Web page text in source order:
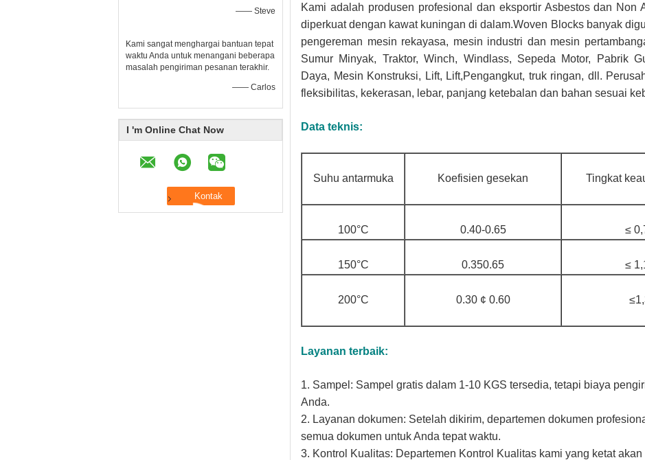
—— Steve
Kami sangat menghargai bantuan tepat
waktu Anda untuk menangani beberapa
masalah pengiriman pesanan terakhir.
—— Carlos
I 'm Online Chat Now
Kami adalah produsen profesional dan eksportir Asbestos dan Non
diperkuat dengan kawat kuningan di dalam.Woven Blocks banyak
pengereman mesin rekayasa, mesin industri dan mesin
Sumur Minyak, Traktor, Winch, Windlass, Sepeda Motor, Pabrik
Daya, Mesin Konstruksi, Lift, Lift,Pengangkut, truk ringan, dll.
fleksibilitas, kekerasan, lebar, panjang ketebalan dan bahan sesuai
Data teknis:
Suhu antarmuka Koefisien gesekan Tingkat
100°C 0.40-0.65 ≤
150°C 0.350.65 ≤
200°C 0.30 ¢ 0.60
Layanan terbaik:
1. Sampel: Sampel gratis dalam 1-10 KGS tersedia, tetapi biaya
Anda.
2. Layanan dokumen: Setelah dikirim, departemen dokumen
semua dokumen untuk Anda tepat waktu.
3. Kontrol Kualitas: Departemen Kontrol Kualitas kami yang ketat